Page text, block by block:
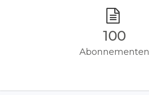
100
Abonnementen